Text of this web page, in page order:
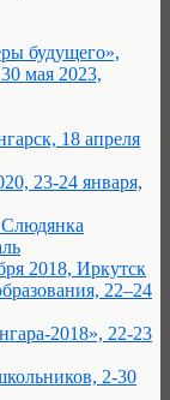
будущего»,
мая 2023,
18 апреля
23-24 января,
2018, Иркутск
22–24
2018», 22-23
2-30